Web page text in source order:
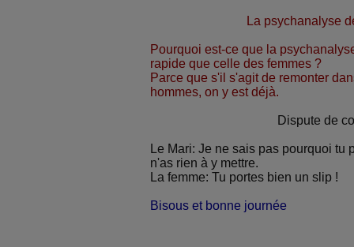
La psychanalyse
Pourquoi est-ce que la
rapide que celle des femmes ?
Parce que s'il s'agit de remonter
hommes, on y est déjà.
Dispute de
Le Mari: Je ne sais pas pourquoi tu
n'as rien à y mettre.
La femme: Tu portes bien un slip !
Bisous et bonne journée